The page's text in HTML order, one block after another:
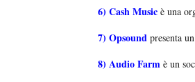
6) Cash Music è una
7) Opsound presenta
8) Audio Farm è un